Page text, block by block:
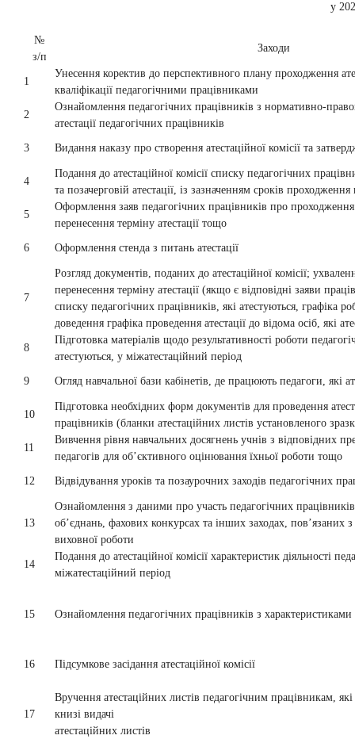
у
№
з/п
Заходи
1
Унесення коректив до перспективного плану проходження
кваліфікації педагогічними працівниками
2
Ознайомлення педагогічних працівників з нормативно-
атестації педагогічних працівників
3 Видання наказу про створення атестаційної комісії та
4
Подання до атестаційної комісії списку педагогічних
та позачерговій атестації, із зазначенням cроків
5
Оформлення заяв педагогічних працівників про проходження
перенесення терміну атестації тощо
6 Оформлення стенда з питань атестації
7
Розгляд документів, поданих до атестаційної комісії;
перенесення терміну атестації (якщо є відповідні заяви
списку педагогічних працівників, які атестуються, графіка
доведення графіка проведення атестації до відома осіб, які
8
Підготовка матеріалів щодо результативності роботи
атестуються, у міжатестаційний період
9 Огляд навчальної бази кабінетів, де працюють педагоги, які
10
Підготовка необхідних форм документів для проведення
працівників (бланки атестаційних листів установленого
11
Вивчення рівня навчальних досягнень учнів з відповідних
педагогів для об’єктивного оцінювання їхньої роботи тощо
12 Відвідування уроків та позаурочних заходів педагогічних
13
Ознайомлення з даними про участь педагогічних
об’єднань, фахових конкурсах та інших заходах, пов’язаних
виховної роботи
14
Подання до атестаційної комісії характеристик діяльності
міжатестаційний період
15 Ознайомлення педагогічних працівників з характеристиками
16 Підсумкове засідання атестаційної комісії
17
Вручення атестаційних листів педагогічним працівникам,
книзі видачі
атестаційних листів